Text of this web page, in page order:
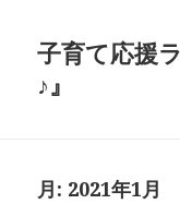
子育て応援
♪』
月: 2021年1月